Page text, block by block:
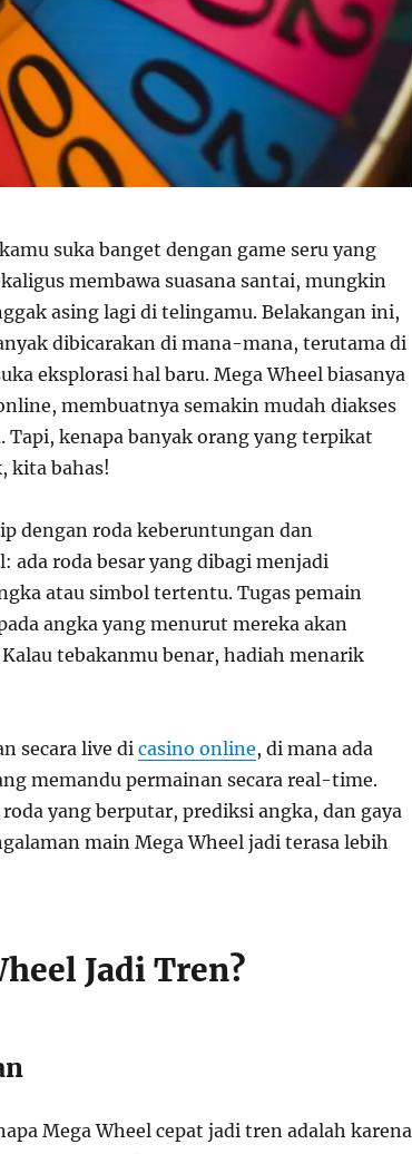
suka banget dengan game seru yang
membawa suasana santai, mungkin
asing lagi di telingamu. Belakangan ini,
dibicarakan di mana-mana, terutama di
eksplorasi hal baru. Mega Wheel biasanya
membuatnya semakin mudah diakses
Tapi, kenapa banyak orang yang terpikat
kita bahas!
dengan roda keberuntungan dan
ada roda besar yang dibagi menjadi
atau simbol tertentu. Tugas pemain
angka yang menurut mereka akan
tebakanmu benar, hadiah menarik
secara live di casino online, di mana ada
memandu permainan secara real-time.
yang berputar, prediksi angka, dan gaya
main Mega Wheel jadi terasa lebih
Jadi Tren?
Mega Wheel cepat jadi tren adalah karena